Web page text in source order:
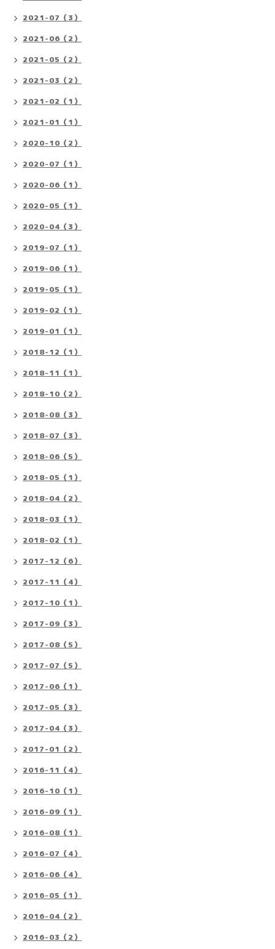
2021-07（3）
2021-06（2）
2021-05（2）
2021-03（2）
2021-02（1）
2021-01（1）
2020-10（2）
2020-07（1）
2020-06（1）
2020-05（1）
2020-04（3）
2019-07（1）
2019-06（1）
2019-05（1）
2019-02（1）
2019-01（1）
2018-12（1）
2018-11（1）
2018-10（2）
2018-08（3）
2018-07（3）
2018-06（5）
2018-05（1）
2018-04（2）
2018-03（1）
2018-02（1）
2017-12（6）
2017-11（4）
2017-10（1）
2017-09（3）
2017-08（5）
2017-07（5）
2017-06（1）
2017-05（3）
2017-04（3）
2017-01（2）
2016-11（4）
2016-10（1）
2016-09（1）
2016-08（1）
2016-07（4）
2016-06（4）
2016-05（1）
2016-04（2）
2016-03（2）